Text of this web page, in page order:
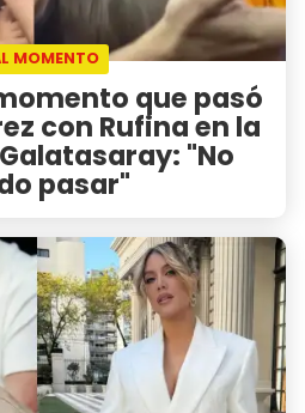
MOMENTO
que pasó
con Rufina en la
"No
pasar"